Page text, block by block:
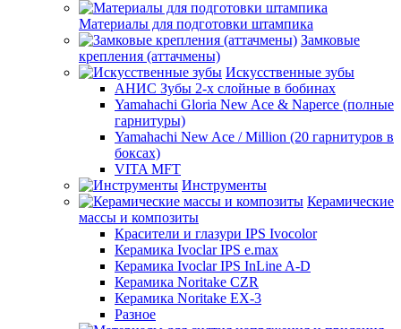
Материалы для подготовки штампика
Замковые
крепления (аттачмены)
Искусственные зубы
АНИС Зубы 2-х слойные в бобинах
Yamahachi Gloria New Ace & Naperce (полные
гарнитуры)
Yamahachi New Ace / Million (20 гарнитуров в
боксах)
VITA MFT
Инструменты
Керамические
массы и композиты
Красители и глазури IPS Ivocolor
Керамика Ivoclar IPS e.max
Керамика Ivoclar IPS InLine A-D
Керамика Noritake CZR
Керамика Noritake EX-3
Разное